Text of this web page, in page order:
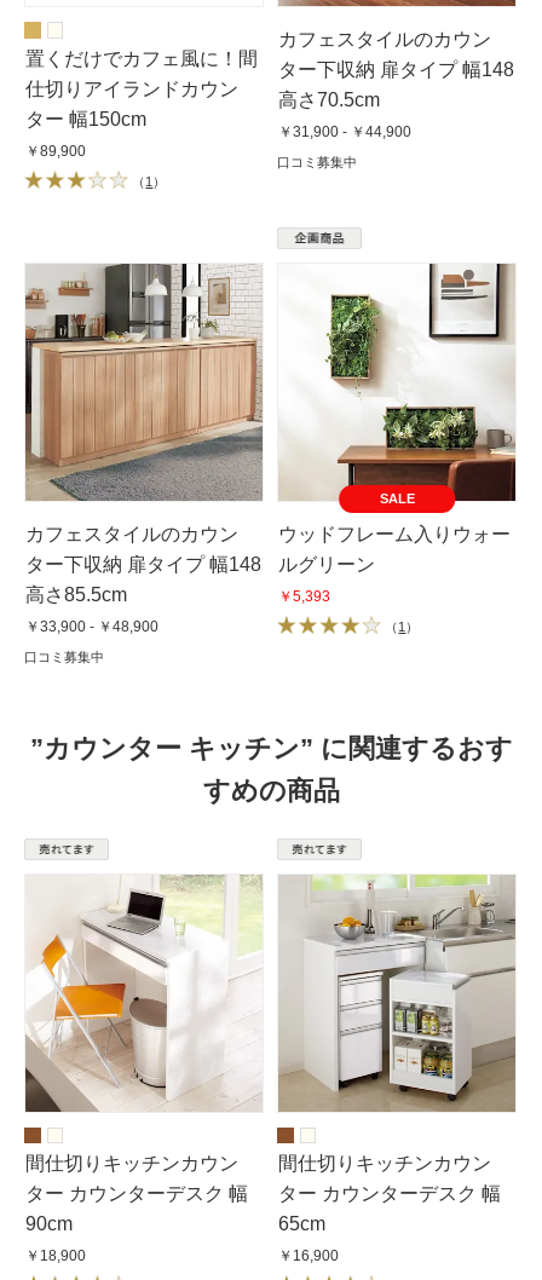
置くだけでカフェ風に！間
仕切りアイランドカウン
ター 幅150cm
￥89,900
（ 1 ）
カフェスタイルのカウン
ター下収納 扉タイプ 幅148
高さ70.5cm
￥31,900 - ￥44,900
口コミ募集中
カフェスタイルのカウン
ター下収納 扉タイプ 幅148
高さ85.5cm
￥33,900 - ￥48,900
口コミ募集中
SALE
ウッドフレーム入りウォー
ルグリーン
￥5,393
（ 1 ）
”カウンター キッチン” に関連するおす
すめの商品
間仕切りキッチンカウン
ター カウンターデスク 幅
90cm
￥18,900
間仕切りキッチンカウン
ター カウンターデスク 幅
65cm
￥16,900